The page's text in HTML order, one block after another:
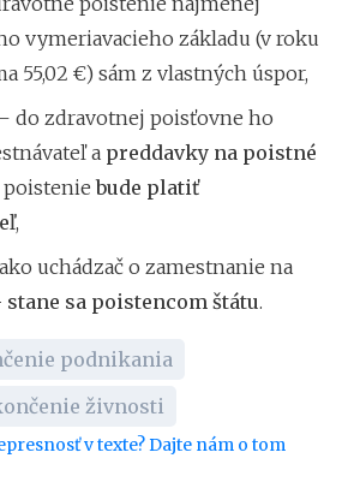
vymeriavacieho základu (v roku
55,02 €) sám z vlastných úspor,
do zdravotnej poisťovne ho
a preddavky na poistné
poisteniebude platiť
,
ako uchádzač o zamestnanie na
stane sa poistencom štátu.
podnikania
živnosti
v texte? Dajte nám o tom